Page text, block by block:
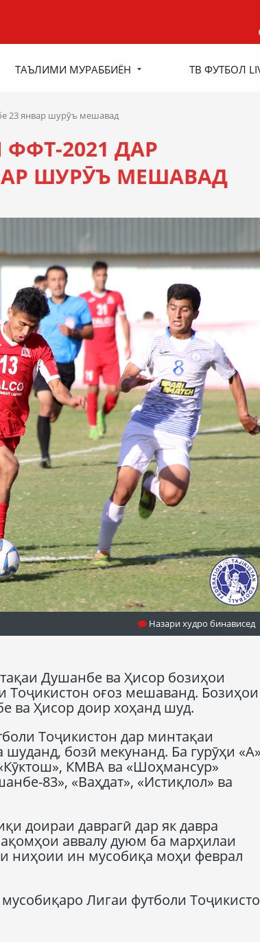
ТАЪЛИМИ МУРАББИЁН ТВ ФУТБОЛ
23 январ шурӯъ мешавад
2021 ДАР
ШУРӮЪ МЕШАВАД
Назари худро бинависед
Душанбе ва Ҳисор бозиҳои
оғоз мешаванд. Бозиҳои
ва Ҳисор доир хоҳанд шуд.
Тоҷикистон дар минтақаи
шуданд, бозӣ мекунанд. Ба гурӯҳи «А»
КМВА ва «Шоҳмансур»
83», «Ваҳдат», «Истиқлол» ва
доираи даврагӣ дар як давра
аввалу дуюм ба марҳилаи
ниҳоии ин мусобиқа моҳи феврал
Лигаи футболи